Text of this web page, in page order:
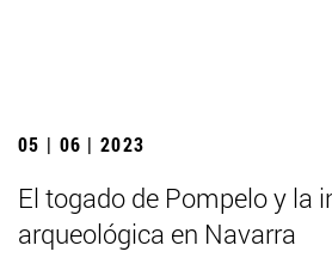
05 | 06 | 2023
El togado de Pompelo y la
arqueológica en Navarra